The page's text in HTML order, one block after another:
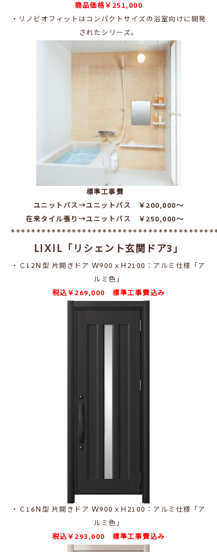
商品価格￥251,000
・リノビオフィットはコンパクトサイズの浴室向けに開発
されたシリーズ。
標準工事費
ユニットバス→ユニットバス ￥200,000～
在来タイル張り→ユニットバス ￥250,000～
LIXIL「リシェント玄関ドア3」
・Ｃ12N型 片開きドア W900ｘH2100：アルミ仕様「ア
ルミ色」
税込￥269,000 標準工事費込み
・Ｃ16N型 片開きドア W900ｘH2100 ：アルミ仕様「ア
ルミ色」
税込￥293,000 標準工事費込み